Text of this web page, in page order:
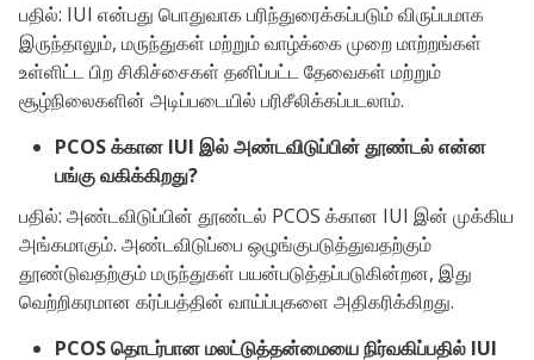
பதில்: IUI என்பது பொதுவாக பரிந்துரைக்கப்படும் விருப்பமாக
இருந்தாலும், மருந்துகள் மற்றும் வாழ்க்கை முறை மாற்றங்கள்
உள்ளிட்ட பிற சிகிச்சைகள் தனிப்பட்ட தேவைகள் மற்றும்
சூழ்நிலைகளின் அடிப்படையில் பரிசீலிக்கப்படலாம்.
PCOS க்கான IUI இல் அண்டவிடுப்பின் தூண்டல் என்ன
பங்கு வகிக்கிறது?
பதில்: அண்டவிடுப்பின் தூண்டல் PCOS க்கான IUI இன் முக்கிய
அங்கமாகும். அண்டவிடுப்பை ஒழுங்குபடுத்துவதற்கும்
தூண்டுவதற்கும் மருந்துகள் பயன்படுத்தப்படுகின்றன, இது
வெற்றிகரமான கர்ப்பத்தின் வாய்ப்புகளை அதிகரிக்கிறது.
PCOS தொடர்பான மலட்டுத்தன்மையை நிர்வகிப்பதில் IUI